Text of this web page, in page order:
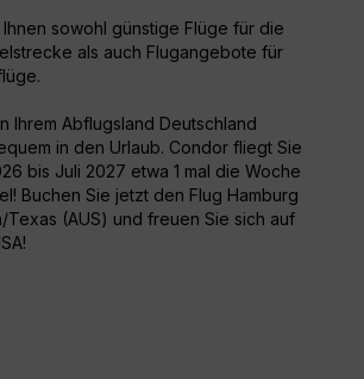
sowohl günstige Flüge für die
als auch Flugangebote für
Ihrem Abflugsland Deutschland
in den Urlaub. Condor fliegt Sie
bis Juli 2027 etwa 1 mal die Woche
Buchen Sie jetzt den Flug Hamburg
Texas (AUS) und freuen Sie sich auf